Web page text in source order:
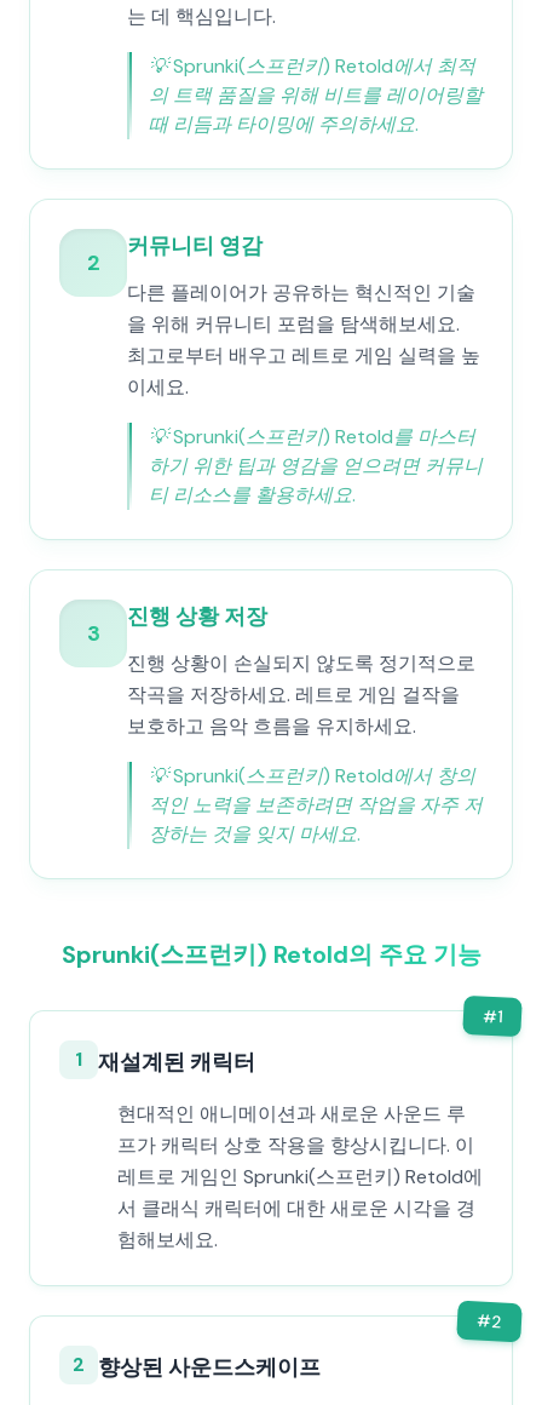
는 데 핵심입니다.
💡Sprunki(스프런키) Retold에서 최적
의 트랙 품질을 위해 비트를 레이어링할
때 리듬과 타이밍에 주의하세요.
2
커뮤니티 영감
다른 플레이어가 공유하는 혁신적인 기술
을 위해 커뮤니티 포럼을 탐색해보세요.
최고로부터 배우고 레트로 게임 실력을 높
이세요.
💡Sprunki(스프런키) Retold를 마스터
하기 위한 팁과 영감을 얻으려면 커뮤니
티 리소스를 활용하세요.
3
진행 상황 저장
진행 상황이 손실되지 않도록 정기적으로
작곡을 저장하세요. 레트로 게임 걸작을
보호하고 음악 흐름을 유지하세요.
💡Sprunki(스프런키) Retold에서 창의
적인 노력을 보존하려면 작업을 자주 저
장하는 것을 잊지 마세요.
Sprunki(스프런키) Retold의 주요 기능
#1
1 재설계된 캐릭터
현대적인 애니메이션과 새로운 사운드 루
프가 캐릭터 상호 작용을 향상시킵니다. 이
레트로 게임인 Sprunki(스프런키) Retold에
서 클래식 캐릭터에 대한 새로운 시각을 경
험해보세요.
#2
2 향상된 사운드스케이프